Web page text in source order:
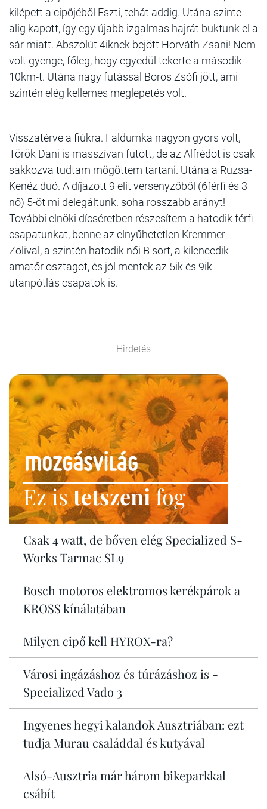
kilépett a cipőjéből Eszti, tehát addig. Utána szinte
alig kapott, így egy újabb izgalmas hajrát buktunk el a
sár miatt. Abszolút 4iknek bejött Horváth Zsani! Nem
volt gyenge, főleg, hogy egyedül tekerte a második
10km-t. Utána nagy futással Boros Zsófi jött, ami
szintén elég kellemes meglepetés volt.
Visszatérve a fiúkra. Faldumka nagyon gyors volt,
Török Dani is masszívan futott, de az Alfrédot is csak
sakkozva tudtam mögöttem tartani. Utána a Ruzsa-
Kenéz duó. A díjazott 9 elit versenyzőből (6férfi és 3
nő) 5-öt mi delegáltunk. soha rosszabb arányt!
További elnöki dícséretben részesítem a hatodik férfi
csapatunkat, benne az elnyűhetetlen Kremmer
Zolival, a szintén hatodik női B sort, a kilencedik
amatőr osztagot, és jól mentek az 5ik és 9ik
utanpótlás csapatok is.
Hirdetés
Ez istetszenifog
Csak 4 watt, de bőven elég Specialized S-
Works Tarmac SL9
Bosch motoros elektromos kerékpárok a
KROSS kínálatában
Milyen cipő kell HYROX-ra?
Városi ingázáshoz és túrázáshoz is -
Specialized Vado 3
Ingyenes hegyi kalandok Ausztriában: ezt
tudja Murau családdal és kutyával
Alsó-Ausztria már három bikeparkkal
csábít